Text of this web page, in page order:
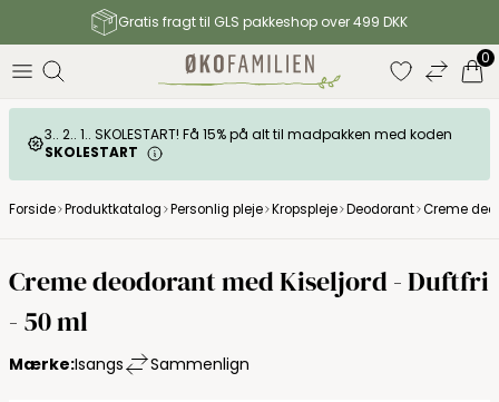
Gratis fragt til GLS pakkeshop over 499 DKK
0
3.. 2.. 1.. SKOLESTART! Få 15% på alt til madpakken med koden
SKOLESTART
Forside Produktkatalog Personlig pleje Kropspleje Deodorant Creme
Creme deodorant med Kiseljord - Duftfri
- 50 ml
Mærke:Isangs Sammenlign